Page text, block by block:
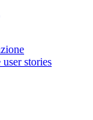
stories